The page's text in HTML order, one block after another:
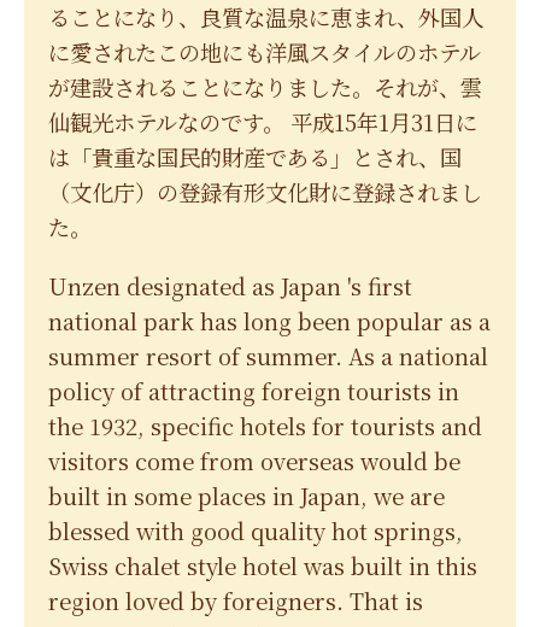
ることになり、良質な温泉に恵まれ、外国人
に愛されたこの地にも洋風スタイルのホテル
が建設されることになりました。それが、雲
仙観光ホテルなのです。 平成15年1月31日に
は「貴重な国民的財産である」とされ、国
（文化庁）の登録有形文化財に登録されまし
た。
Unzen designated as Japan 's first
national park has long been popular as a
summer resort of summer. As a national
policy of attracting foreign tourists in
the 1932, specific hotels for tourists and
visitors come from overseas would be
built in some places in Japan, we are
blessed with good quality hot springs,
Swiss chalet style hotel was built in this
region loved by foreigners. That is